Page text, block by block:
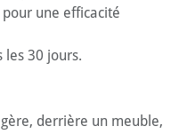
une efficacité
les 30 jours.
derrière un meuble,